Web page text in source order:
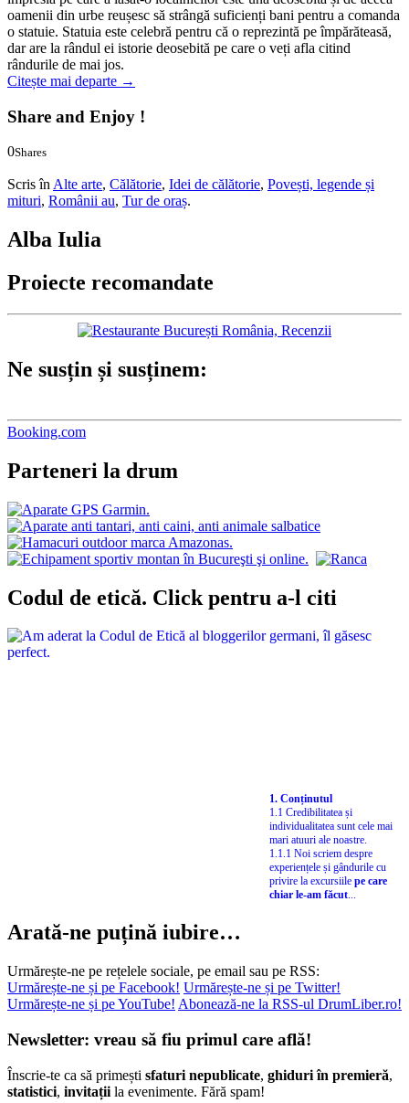
oamenii din urbe reușesc să strângă suficienți bani pentru a comanda
o statuie. Statuia este celebră pentru că o reprezintă pe împărăteasă,
dar are la rândul ei istorie deosebită pe care o veți afla citind
rândurile de mai jos.
Citește mai departe →
Share and Enjoy !
0Shares
Scris în Alte arte, Călătorie, Idei de călătorie, Povești, legende și
mituri, Românii au, Tur de oraș.
Alba Iulia
Proiecte recomandate
Ne susțin și susținem:
Booking.com
Parteneri la drum
Codul de etică. Click pentru a-l citi
1. Conținutul
1.1 Credibilitatea și
individualitatea sunt cele mai
mari atuuri ale noastre.
1.1.1 Noi scriem despre
experiențele și gândurile cu
privire la excursiile pe care
chiar le-am făcut...
Arată-ne puțină iubire…
Urmărește-ne pe rețelele sociale, pe email sau pe RSS:
Urmărește-ne și pe Facebook! Urmărește-ne și pe Twitter!
Urmărește-ne și pe YouTube! Abonează-ne la RSS-ul DrumLiber.ro!
Newsletter: vreau să fiu primul care află!
Înscrie-te ca să primești sfaturi nepublicate, ghiduri în premieră,
statistici, invitații la evenimente. Fără spam!